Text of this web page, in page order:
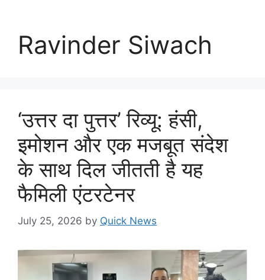
Ravinder Siwach
‘उत्तर दा पुत्तर’ रिव्यू: हंसी,
इमोशन और एक मजबूत संदेश
के साथ दिल जीतती है यह
फैमिली एंटरटेनर
July 25, 2026 by Quick News